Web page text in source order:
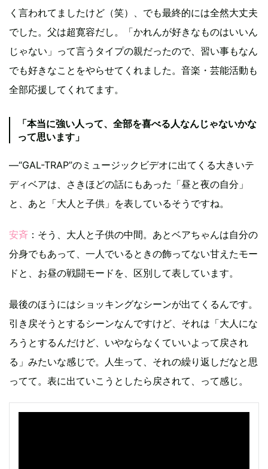
く言われてましたけど（笑）、でも最終的には全然大丈夫
でした。父は超寛容だし。「かれんが好きなものはいいん
じゃない」って言うタイプの親だったので、習い事もなん
でも好きなことをやらせてくれました。音楽・芸能活動も
全部応援してくれてます。
「本当に強い人って、全部を喜べる人なんじゃないかな
って思います」
―“GAL-TRAP”のミュージックビデオに出てくる大きいテ
ディベアは、さきほどの話にもあった「昼と夜の自分」
と、あと「大人と子供」を表しているそうですね。
安斉 ：そう、大人と子供の中間。あとベアちゃんは自分の
分身でもあって、一人でいるときの飾ってない甘えたモー
ドと、お昼の戦闘モードを、区別して表しています。
最後のほうにはショッキングなシーンが出てくるんです。
引き戻そうとするシーンなんですけど、それは「大人にな
ろうとするんだけど、いやならなくていいよって戻され
る」みたいな感じで。人生って、それの繰り返しだなと思
ってて。表に出ていこうとしたら戻されて、って感じ。